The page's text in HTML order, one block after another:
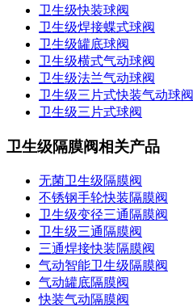
卫生级快装球阀
卫生级焊接蝶式球阀
卫生级罐底球阀
卫生级横式气动球阀
卫生级法兰气动球阀
卫生级三片式快装气动球阀
卫生级三片式球阀
卫生级隔膜阀相关产品
无菌卫生级隔膜阀
不锈钢手轮快装隔膜阀
卫生级变径三通隔膜阀
卫生级三通隔膜阀
三通焊接快装隔膜阀
气动智能卫生级隔膜阀
气动罐底隔膜阀
快装气动隔膜阀